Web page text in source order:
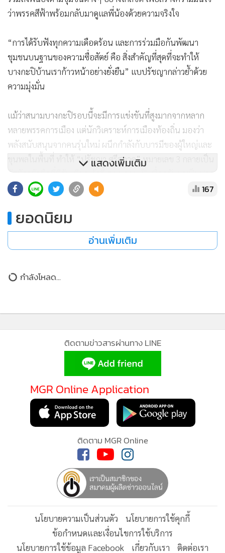
คลองสะอาด 3. สบาย : มีพื้นที่ปลอดภัย มีความสุขในการอยู่
อาศัย 4. เศรษฐกิจดี : ค้าขายคล่องตัว สร้างรายได้ให้ครอบครัว
และชุมชน และ 5. มีความโปร่งใส : บริหารงานด้วยความซื่อสัตย์
ตรวจสอบได้ตามหลักธรรมาภิบาล
[ขุนพลมุสลิม-ผู้ใหญ่สายเก๋าแท็กทีมหนุน ปูพรมเดินเคาะประตู
บ้าน]
อีกหนึ่งไฮไลต์สำคัญที่ทำให้กระแสของแบปรัชญาในชุมชนมุสลิม
บางกะปิพุ่งทะยาน คือการได้รับการยอมรับและสนับสนุนจากผู้
หลักผู้ใหญ่ อดีตข้าราชการ และอดีตนักการเมืองท้องถิ่นสายแข็ง
ที่คุ้นเคยกับพี่น้องในพื้นที่เป็นอย่างดี นำโดย อาจารย์ประเสริฐ
ทองนุ่น อดีตผู้อำนวยการเขตและอดีต สก.บางกะปิ
พร้อมด้วย ทัพอดีต สข. และแกนนำคนสำคัญในพื้นที่ อาทิ สม
พงษ์ หมัดนุรักษ์, เชวง เงินแพทย์, แบวรากรณ์ บุญมาเลิศ รวมไป
ทุกคนต่างแท็กทีมกันลงพื้นที่ จับมือแบปรัชญาเดินสายพบปะ
ว่าพรรคสีฟ้าพร้อมกลับมาดูแลพี่น้องด้วยความจริงใจ
“การได้รับฟังทุกความเดือดร้อน และการร่วมมือกันพัฒนา
ชุมชนบนฐานของความซื่อสัตย์ คือ สิ่งสำคัญที่สุดที่จะทำให้
บางกะปิบ้านเราก้าวหน้าอย่างยั่งยืน” แบปรัชญากล่าวย้ำด้วย
ความมุ่งมั่น
แม้ว่าสนามบางกะปิรอบนี้จะมีการแข่งขันที่สูงมากจากหลาก
พลังสนับสนุนจากคนรุ่นใหม่ ผนึกกำลังกับบารมีของผู้ใหญ่และ
ขุนพลในพื้นที่ ทำให้ “ปรัชญา ศรีสอาด” หมายเลข 3 กลายเป็น
ผู้สมัครม้ามืดที่มีลุ้นเบียดเก้าอี้ สก.บางกะปิ เพื่อกลับมาเป็นปาก
เป็นเสียงและทวงคืนความเชื่อมั่นให้พี่น้องพรรคสีฟ้าในพื้นที่ได้
อย่างแน่นอน!
แสดงเพิ่มเติม
167
ยอดนิยม
อ่านเพิ่มเติม
กำลังโหลด...
ติดตามข่าวสารผ่านทาง LINE
MGR Online Application
ติดตาม MGR Online
นโยบายความเป็นส่วนตัว
นโยบายการใช้คุกกี้
ข้อกำหนดและเงื่อนไขการใช้บริการ
นโยบายการใช้ข้อมูล Facebook
เกี่ยวกับเรา ติดต่อเรา
MGR Online ใช้คุกกี้ (Cookies)
MGR Online ใช้คุกกี้ เพื่อจัดการข้อมูลส่วนบุคคลเพื่อนำเสนอ
ประสบการณ์คอนเทนต์ที่ดีที่สุดให้กับผู้อ่านบนเว็บไซต์ และ
เงื่อนไขการใช้งานเว็บไซต์
รับทราบ